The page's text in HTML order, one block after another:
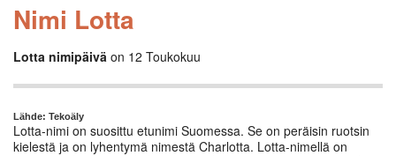
Nimi Lotta
Lotta nimipäivä on 12 Toukokuu
Lähde: Tekoäly
Lotta-nimi on suosittu etunimi Suomessa. Se on peräisin ruotsin
kielestä ja on lyhentymä nimestä Charlotta. Lotta-nimellä on